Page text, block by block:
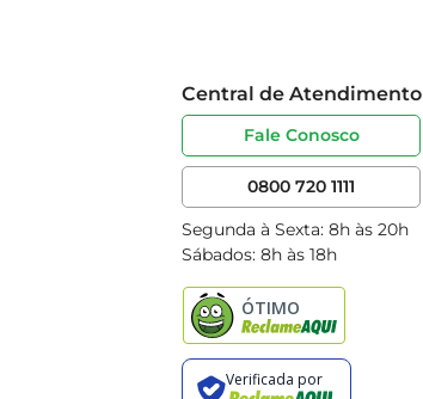
Central de Atendimento
Fale Conosco
0800 720 1111
Segunda à Sexta: 8h às 20h
Sábados: 8h às 18h